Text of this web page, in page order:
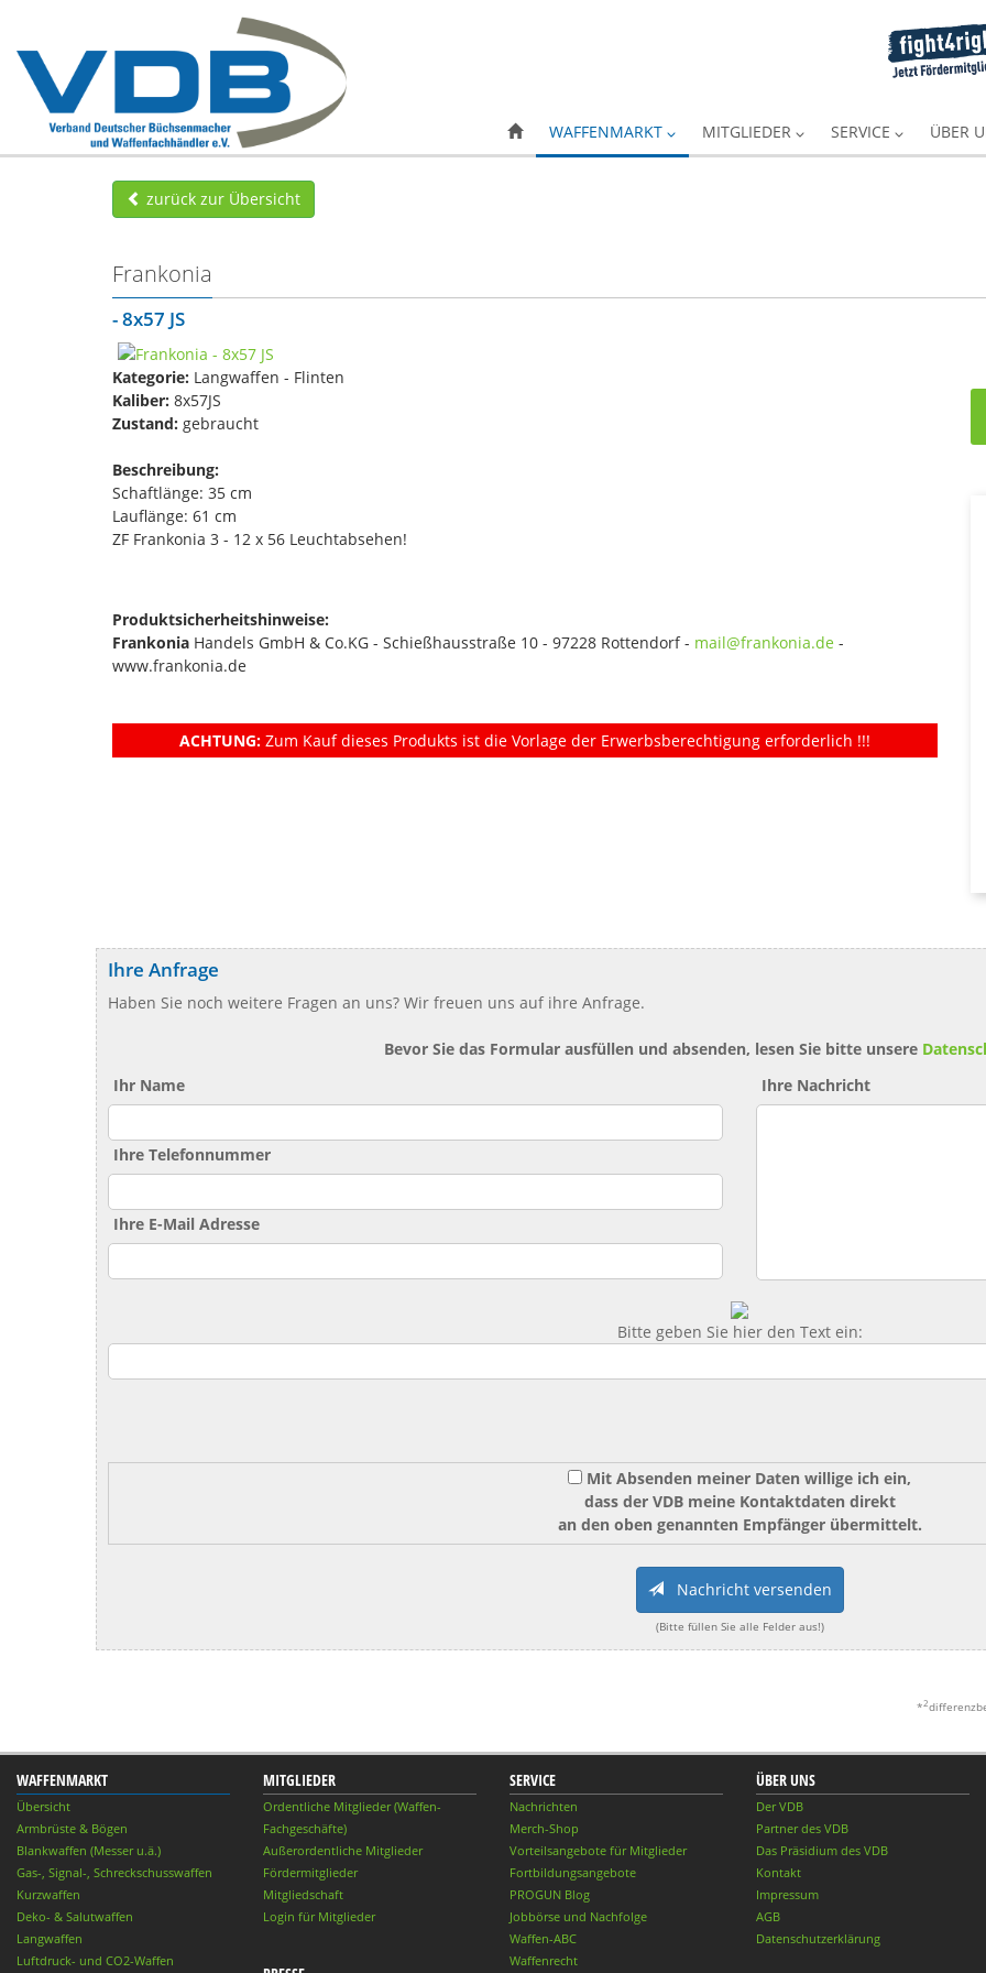
WAFFENMARKT MITGLIEDER SERVICE ÜBER
zurück zur Übersicht
Frankonia
- 8x57 JS
Kategorie: Langwaffen - Flinten
Kaliber: 8x57JS
Zustand: gebraucht
Beschreibung:
Schaftlänge: 35 cm
Lauflänge: 61 cm
ZF Frankonia 3 - 12 x 56 Leuchtabsehen!
Produktsicherheitshinweise:
Frankonia Handels GmbH & Co.KG - Schießhausstraße 10 - 97228 Rottendorf - mail@frankonia.de -
www.frankonia.de
ACHTUNG: Zum Kauf dieses Produkts ist die Vorlage der Erwerbsberechtigung erforderlich !!!
Ihre Anfrage
Haben Sie noch weitere Fragen an uns? Wir freuen uns auf ihre Anfrage.
Bevor Sie das Formular ausfüllen und absenden, lesen Sie bitte unsere
Ihr Name
Ihre Telefonnummer
Ihre E-Mail Adresse
Ihre Nachricht
Bitte geben Sie hier den Text ein:
Mit Absenden meiner Daten willige ich ein,
dass der VDB meine Kontaktdaten direkt
an den oben genannten Empfänger übermittelt.
Nachricht versenden
(Bitte füllen Sie alle Felder aus!)
*2
WAFFENMARKT
Übersicht
Armbrüste & Bögen
Blankwaffen (Messer u.ä.)
Gas-, Signal-, Schreckschusswaffen
Kurzwaffen
Deko- & Salutwaffen
Langwaffen
Luftdruck- und CO2-Waffen
MITGLIEDER
Ordentliche Mitglieder (Waffen-
Fachgeschäfte)
Außerordentliche Mitglieder
Fördermitglieder
Mitgliedschaft
Login für Mitglieder
SERVICE
Nachrichten
Merch-Shop
Vorteilsangebote für Mitglieder
Fortbildungsangebote
PROGUN Blog
Jobbörse und Nachfolge
Waffen-ABC
Waffenrecht
ÜBER UNS
Der VDB
Partner des VDB
Das Präsidium des VDB
Kontakt
Impressum
AGB
Datenschutzerklärung